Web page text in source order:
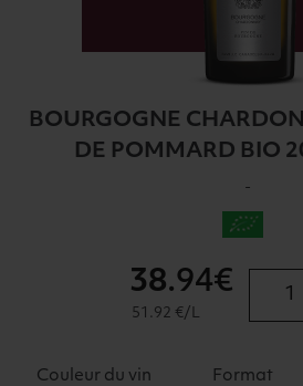
BOURGOGNE
DE POMMARD BIO
-
38.94€
51.92 €/L
Couleur du vin Format